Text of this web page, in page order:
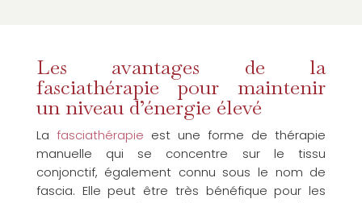
Les avantages de la
fasciathérapie pour maintenir
un niveau d’énergie élevé
La fasciathérapie est une forme de thérapie
manuelle qui se concentre sur le tissu
conjonctif, également connu sous le nom de
fascia. Elle peut être très bénéfique pour les